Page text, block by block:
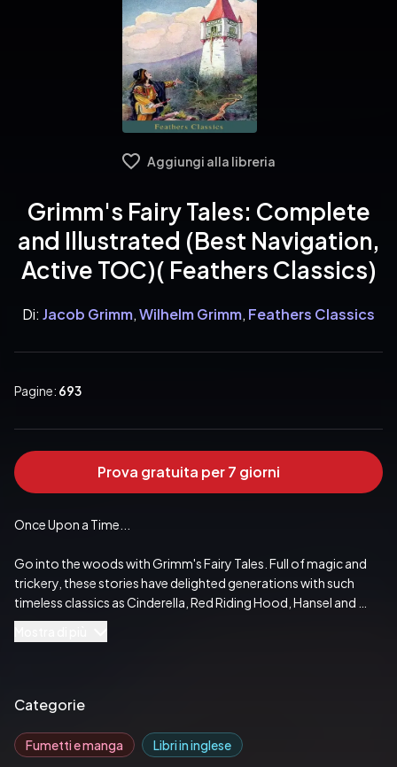
Aggiungi alla libreria
Grimm's Fairy Tales: Complete
and Illustrated (Best Navigation,
Active TOC)( Feathers Classics)
Di: Jacob Grimm,Wilhelm Grimm, Feathers Classics
Pagine: 693
Prova gratuita per 7 giorni
Once Upon a Time...
Go into the woods with Grimm's Fairy Tales. Full of magic and
trickery, these stories have delighted generations with such
timeless classics as Cinderella, Red Riding Hood, Hansel and
Gretel, Snow White, and Rapunzel.
Every fairy tales collected by the Brothers Grimm are included—
• Cinderella
Categorie
Fumetti e manga Libri in inglese